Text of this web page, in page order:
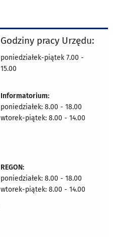
Godziny pracy Urzędu:
poniedziałek-piątek 7.00 -
15.00
Informatorium:
poniedziałek: 8.00 - 18.00
wtorek-piątek: 8.00 - 14.00
REGON:
poniedziałek: 8.00 - 18.00
wtorek-piątek: 8.00 - 14.00